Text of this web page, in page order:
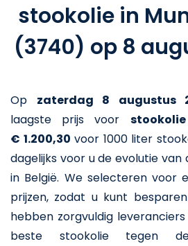
stookolie in
(3740) op 8
Op zaterdag 8 augustus
laagste prijs voor stookolie
€ 1.200,30 voor 1000 liter
dagelijks voor u de evolutie van
in België. We selecteren voor
prijzen, zodat u kunt
hebben zorgvuldig
beste stookolie tegen